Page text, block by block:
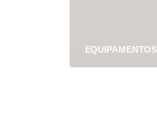
EQUIPAMENTOS